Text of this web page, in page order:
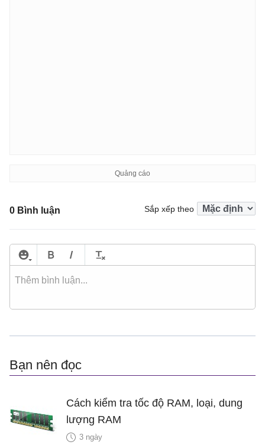
0 Bình luận Sắp xếp theo
Bạn nên đọc
Cách kiểm tra tốc độ RAM, loại, dung
lượng RAM
3 ngày